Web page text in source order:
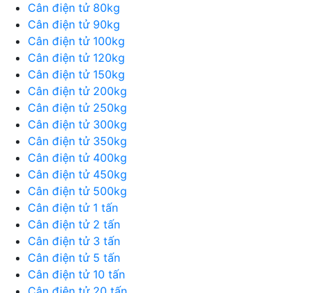
Cân điện tử 80kg
Cân điện tử 90kg
Cân điện tử 100kg
Cân điện tử 120kg
Cân điện tử 150kg
Cân điện tử 200kg
Cân điện tử 250kg
Cân điện tử 300kg
Cân điện tử 350kg
Cân điện tử 400kg
Cân điện tử 450kg
Cân điện tử 500kg
Cân điện tử 1 tấn
Cân điện tử 2 tấn
Cân điện tử 3 tấn
Cân điện tử 5 tấn
Cân điện tử 10 tấn